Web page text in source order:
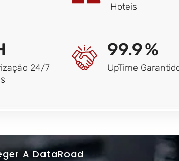
24/7
Hoteis
99.9%
UpTime
A DataRoad